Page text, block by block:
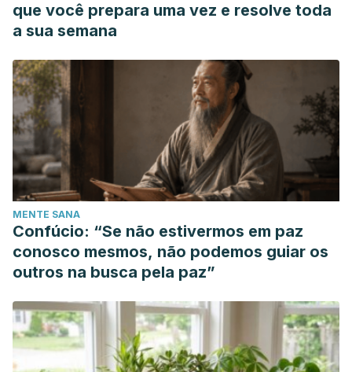
que você prepara uma vez e resolve toda
a sua semana
MENTE SANA
Confúcio: “Se não estivermos em paz
conosco mesmos, não podemos guiar os
outros na busca pela paz”